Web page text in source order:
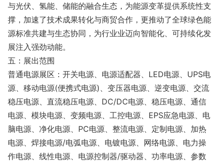
与光伏、氢能、储能的融合生态，为能源变革提供系统性支
撑，加速了技术成果转化与商贸合作，更推动了全球绿色能
源标准共建与生态协同，为行业业迈向智能化、可持续化发
展注入强劲动能。
五：展出范围
普通电源展区：开关电源、电源适配器、LED电源、UPS电
源、移动电源(便携式电源)、变压器电源、逆变电源、交流
稳压电源、直流稳压电源、DC/DC电源、稳压电源、通信
电源、模块电源、变频电源、工控电源、EPS应急电源、电
脑电源、净化电源、PC电源、整流电源、定制电源、加热
电源、焊接电源/电弧电源、电镀电源、网络电源、电力操
作电源、线性电源、电源控制器/驱动器、功率电源、参数